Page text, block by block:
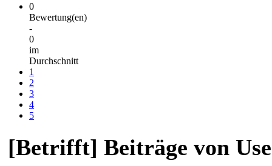
0
Bewertung(en)
-
0
im
Durchschnitt
1
2
3
4
5
[Betrifft] Beiträge von